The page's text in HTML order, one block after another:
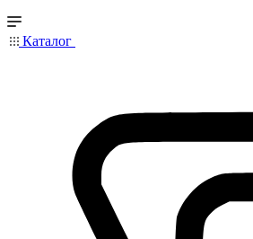
Каталог